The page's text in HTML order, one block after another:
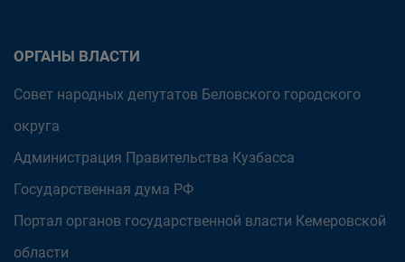
ОРГАНЫ ВЛАСТИ
Совет народных депутатов Беловского городского
округа
Администрация Правительства Кузбасса
Государственная дума РФ
Портал органов государственной власти Кемеровской
области